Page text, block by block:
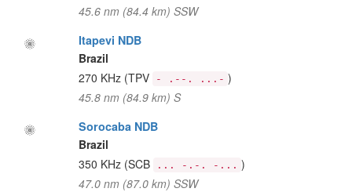
45.6 nm (84.4 km) SSW
Itapevi NDB
Brazil
270 KHz (TPV - .--. ...- )
45.8 nm (84.9 km) S
Sorocaba NDB
Brazil
350 KHz (SCB ... -.-. -... )
47.0 nm (87.0 km) SSW